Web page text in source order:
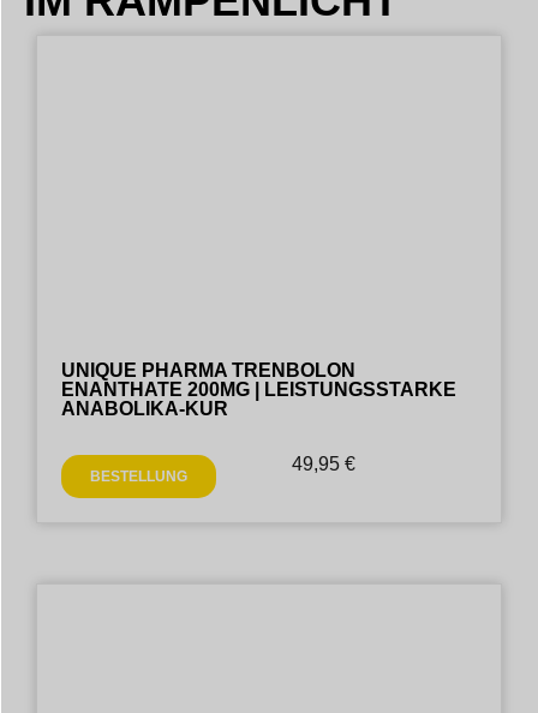
UNIQUE PHARMA TRENBOLON
ENANTHATE 200MG | LEISTUNGSSTARKE
ANABOLIKA-KUR
BESTELLUNG
49,95 €